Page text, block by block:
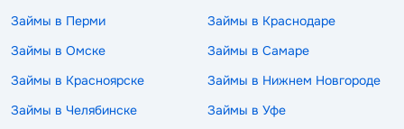
Займы в Перми
Займы в Краснодаре
Займы в Омске
Займы в Самаре
Займы в Красноярске
Займы в Нижнем Новгороде
Займы в Челябинске
Займы в Уфе